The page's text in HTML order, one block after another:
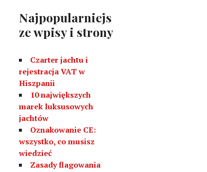
Najpopularniejs
ze wpisy i strony
Czarter jachtu i
rejestracja VAT w
Hiszpanii
10 największych
marek luksusowych
jachtów
Oznakowanie CE:
wszystko, co musisz
wiedzieć
Zasady flagowania